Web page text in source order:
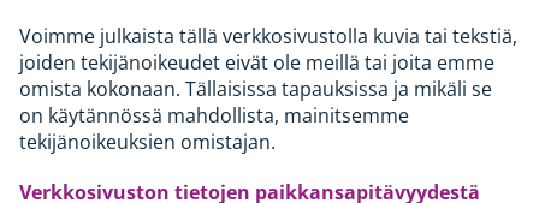
Voimme julkaista tällä verkkosivustolla kuvia tai tekstiä,
joiden tekijänoikeudet eivät ole meillä tai joita emme
omista kokonaan. Tällaisissa tapauksissa ja mikäli se
on käytännössä mahdollista, mainitsemme
tekijänoikeuksien omistajan.
Verkkosivuston tietojen paikkansapitävyydestä